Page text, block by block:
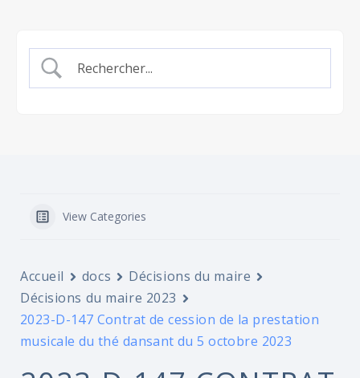
View Categories
Accueil docs
Décisions du maire
Décisions du maire 2023
2023-D-147 Contrat de cession de la prestation
musicale du thé dansant du 5 octobre 2023